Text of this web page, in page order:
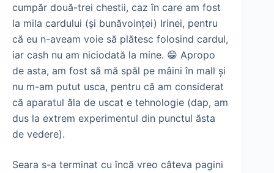
cumpăr două-trei chestii, caz în care am fost
la mila cardului (și bunăvoinței) Irinei, pentru
că eu n-aveam voie să plătesc folosind cardul,
iar cash nu am niciodată la mine. 😁 Apropo
de asta, am fost să mă spăl pe mâini în mall și
nu m-am putut usca, pentru că am considerat
că aparatul ăla de uscat e tehnologie (dap, am
dus la extrem experimentul din punctul ăsta
de vedere).
Seara s-a terminat cu încă vreo câteva pagini